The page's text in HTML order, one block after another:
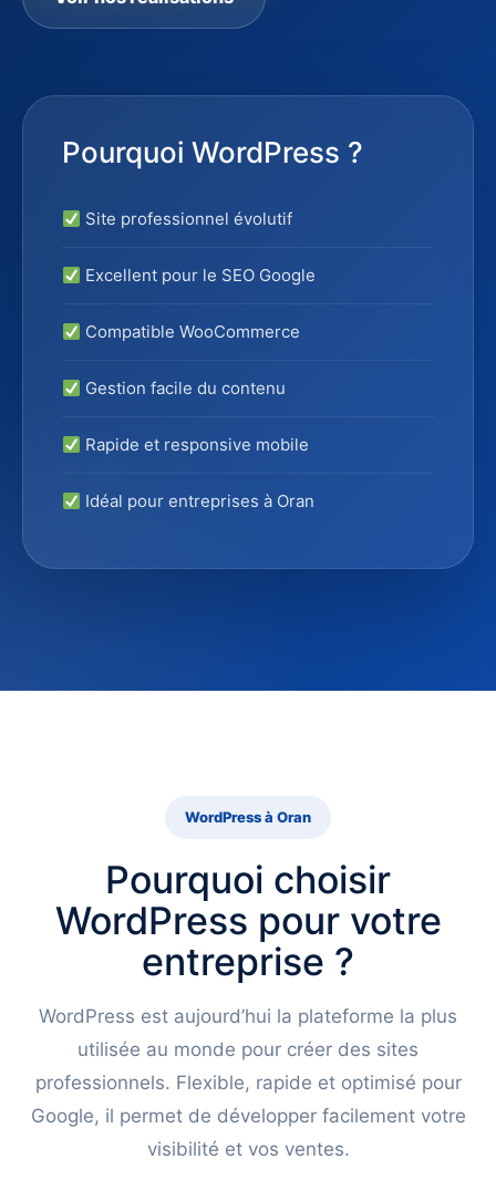
Pourquoi WordPress ?
Site professionnel évolutif
Excellent pour le SEO Google
Compatible WooCommerce
Gestion facile du contenu
Rapide et responsive mobile
Idéal pour entreprises à Oran
WordPress à Oran
Pourquoi choisir
WordPress pour votre
entreprise ?
WordPress est aujourd’hui la plateforme la plus
utilisée au monde pour créer des sites
professionnels. Flexible, rapide et optimisé pour
Google, il permet de développer facilement votre
visibilité et vos ventes.